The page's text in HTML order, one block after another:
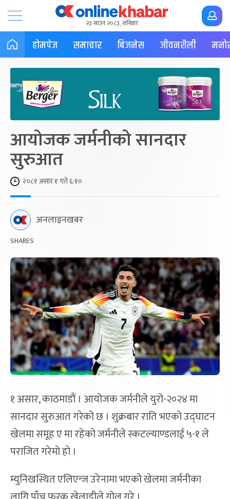
२३ साउन २०८३, शनिबार
होमपेज समाचार बिजनेस जीवनशैली
आयोजक जर्मनीको सानदार
सुरुआत
२०८१ असार १ गते ६:१०
अनलाइनखबर
SHARES
१ असार, काठमाडौं । आयोजक जर्मनीले युरो-२०२४ मा
सानदार सुरुआत गरेको छ । शुक्रबार राति भएको उद्घाटन
खेलमा समूह ए मा रहेको जर्मनीले स्कटल्याण्डलाई ५-१ ले
पराजित गरेमो हो ।
म्युनिखस्थित एलिएन्ज उरेनामा भएको खेलमा जर्मनीका